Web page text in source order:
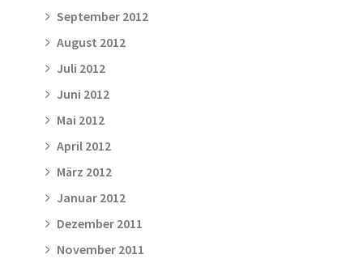
September 2012
August 2012
Juli 2012
Juni 2012
Mai 2012
April 2012
März 2012
Januar 2012
Dezember 2011
November 2011